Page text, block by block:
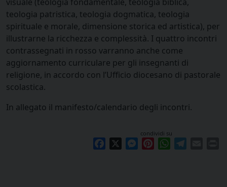
teologia patristica, teologia dogmatica, teologia
spirituale e morale, dimensione storica ed artistica), per
illustrarne la ricchezza e complessità. I quattro incontri
contrassegnati in rosso varranno anche come
aggiornamento curriculare per gli insegnanti di
religione, in accordo con l’Ufficio diocesano di pastorale
scolastica.
In allegato il manifesto/calendario degli incontri.
condividi su
Facebook Messenger
PinterestWhatsApp